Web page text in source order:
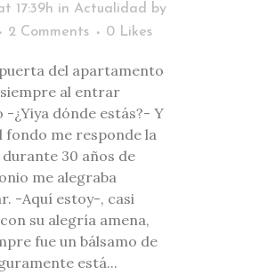
17:39h in Actualidad
by
2 Comments 0 Likes
del apartamento
al entrar
-¿Yiya dónde estás?- Y
fondo me responde la
durante 30 años de
me alegraba
-Aquí estoy-, casi
su alegría amena,
fue un bálsamo de
está...